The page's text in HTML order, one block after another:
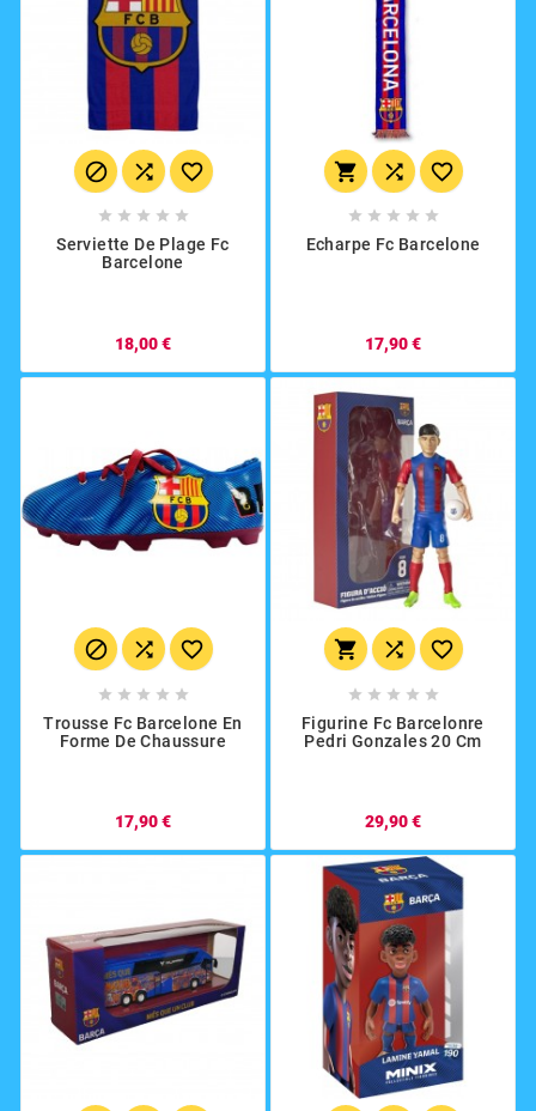
  
    
Serviette De Plage Fc
Barcelone
18,00 €
  
    
Echarpe Fc Barcelone
17,90 €
  
    
Trousse Fc Barcelone En
Forme De Chaussure
17,90 €
  
    
Figurine Fc Barcelonre
Pedri Gonzales 20 Cm
29,90 €